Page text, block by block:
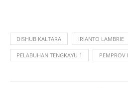
DISHUB KALTARA IRIANTO LAMBRIE
PELABUHAN TENGKAYU 1 PEMPROV